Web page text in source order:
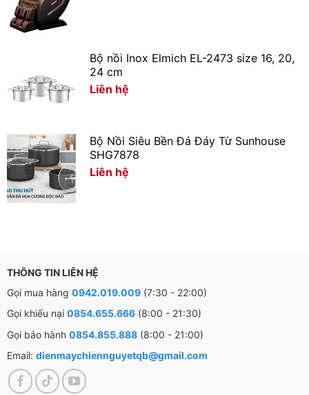
Bộ nồi Inox Elmich EL-2473 size 16, 20,
24 cm
Liên hệ
Bộ Nồi Siêu Bền Đá Đáy Từ Sunhouse
SHG7878
Liên hệ
THÔNG TIN LIÊN HỆ
Gọi mua hàng 0942.019.009 (7:30 - 22:00)
Gọi khiếu nại 0854.655.666 (8:00 - 21:30)
Gọi bảo hành 0854.855.888 (8:00 - 21:00)
Email: dienmaychiennguyetqb@gmail.com